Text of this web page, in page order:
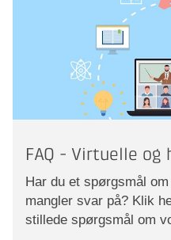
FAQ - Virtuelle og
Har du et spørgsmål
mangler svar på? Klik
stillede spørgsmål om